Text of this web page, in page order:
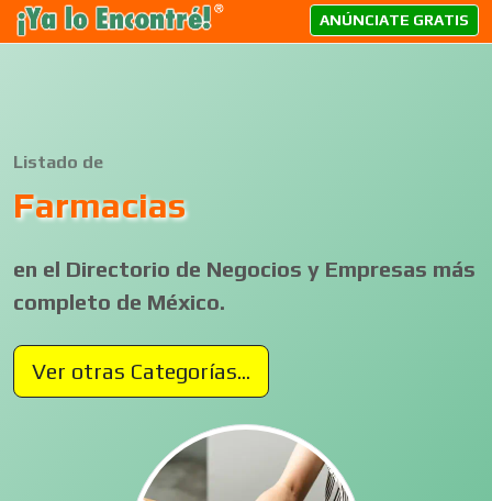
ANÚNCIATE GRATIS
Listado de
Farmacias
en el Directorio de Negocios y Empresas más
completo de México.
Ver otras Categorías...